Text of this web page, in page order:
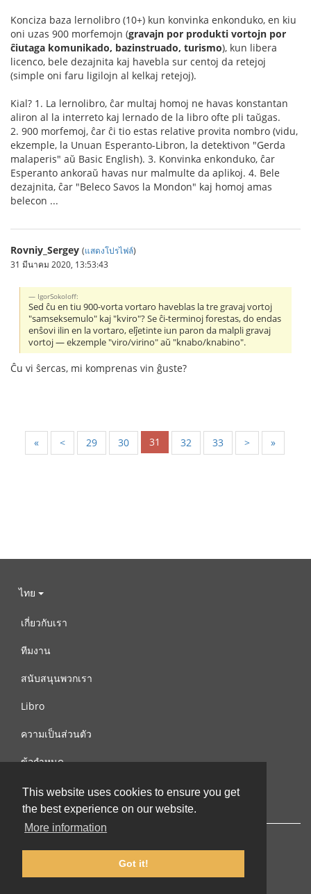
This website uses cookies to ensure you get
the best experience on our website.
More information
Got it!
Konciza baza lernolibro (10+) kun konvinka enkonduko, en kiu
oni uzas 900 morfemojn (gravajn por produkti vortojn por
ĉiutaga komunikado, bazinstruado, turismo), kun libera
licenco, bele dezajnita kaj havebla sur centoj da retejoj
(simple oni faru ligilojn al kelkaj retejoj).
Kial? 1. La lernolibro, ĉar multaj homoj ne havas konstantan
aliron al la interreto kaj lernado de la libro ofte pli taŭgas.
2. 900 morfemoj, ĉar ĉi tio estas relative provita nombro (vidu,
ekzemple, la Unuan Esperanto-Libron, la detektivon "Gerda
malaperis" aŭ Basic English). 3. Konvinka enkonduko, ĉar
Esperanto ankoraŭ havas nur malmulte da aplikoj. 4. Bele
dezajnita, ĉar "Beleco Savos la Mondon" kaj homoj amas
belecon ...
Rovniy_Sergey (แสดงโปรไฟล์)
31 มีนาคม 2020, 13:53:43
IgorSokoloff:
Sed ĉu en tiu 900-vorta vortaro haveblas la tre gravaj vortoj
"samseksemulo" kaj "kviro"? Se ĉi-terminoj forestas, do endas
enŝovi ilin en la vortaro, elĵetinte iun paron da malpli gravaj
vortoj — ekzemple "viro/virino" aŭ "knabo/knabino".
Ĉu vi ŝercas, mi komprenas vin ĝuste?
« < 29 30 31 32 33 > »
ไทย
เกี่ยวกับเรา
ทีมงาน
สนับสนุนพวกเรา
Libro
ความเป็นส่วนตัว
ข้อกำหนด
ติดต่อเรา
© 2002-2026 lernu.net |Impressum